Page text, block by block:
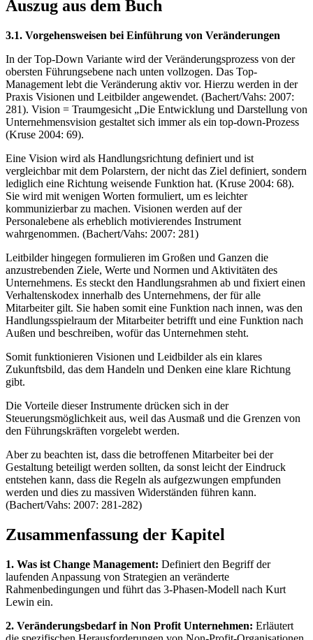
Auszug aus dem Buch
3.1. Vorgehensweisen bei Einführung von Veränderungen
In der Top-Down Variante wird der Veränderungsprozess von der
obersten Führungsebene nach unten vollzogen. Das Top-
Management lebt die Veränderung aktiv vor. Hierzu werden in der
Praxis Visionen und Leitbilder angewendet. (Bachert/Vahs: 2007:
281). Vision = Traumgesicht „Die Entwicklung und Darstellung von
Unternehmensvision gestaltet sich immer als ein top-down-Prozess
(Kruse 2004: 69).
Eine Vision wird als Handlungsrichtung definiert und ist
vergleichbar mit dem Polarstern, der nicht das Ziel definiert, sondern
lediglich eine Richtung weisende Funktion hat. (Kruse 2004: 68).
Sie wird mit wenigen Worten formuliert, um es leichter
kommunizierbar zu machen. Visionen werden auf der
Personalebene als erheblich motivierendes Instrument
wahrgenommen. (Bachert/Vahs: 2007: 281)
Leitbilder hingegen formulieren im Großen und Ganzen die
anzustrebenden Ziele, Werte und Normen und Aktivitäten des
Unternehmens. Es steckt den Handlungsrahmen ab und fixiert einen
Verhaltenskodex innerhalb des Unternehmens, der für alle
Mitarbeiter gilt. Sie haben somit eine Funktion nach innen, was den
Handlungsspielraum der Mitarbeiter betrifft und eine Funktion nach
Außen und beschreiben, wofür das Unternehmen steht.
Somit funktionieren Visionen und Leidbilder als ein klares
Zukunftsbild, das dem Handeln und Denken eine klare Richtung
gibt.
Die Vorteile dieser Instrumente drücken sich in der
Steuerungsmöglichkeit aus, weil das Ausmaß und die Grenzen von
den Führungskräften vorgelebt werden.
Aber zu beachten ist, dass die betroffenen Mitarbeiter bei der
Gestaltung beteiligt werden sollten, da sonst leicht der Eindruck
entstehen kann, dass die Regeln als aufgezwungen empfunden
werden und dies zu massiven Widerständen führen kann.
(Bachert/Vahs: 2007: 281-282)
Zusammenfassung der Kapitel
1. Was ist Change Management: Definiert den Begriff der
laufenden Anpassung von Strategien an veränderte
Rahmenbedingungen und führt das 3-Phasen-Modell nach Kurt
Lewin ein.
2. Veränderungsbedarf in Non Profit Unternehmen: Erläutert